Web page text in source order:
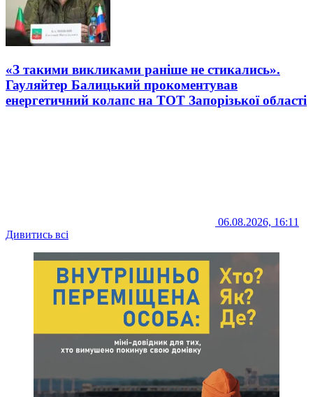
«З такими викликами раніше не стикались».
Гауляйтер Балицький прокоментував
енергетичний колапс на ТОТ Запорізької області
06.08.2026, 16:11
Дивитись всі